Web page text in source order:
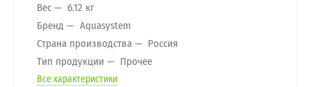
Вес
6.12 кг
Бренд
Aquasystem
Страна производства
Россия
Тип продукции
Прочее
Все характеристики